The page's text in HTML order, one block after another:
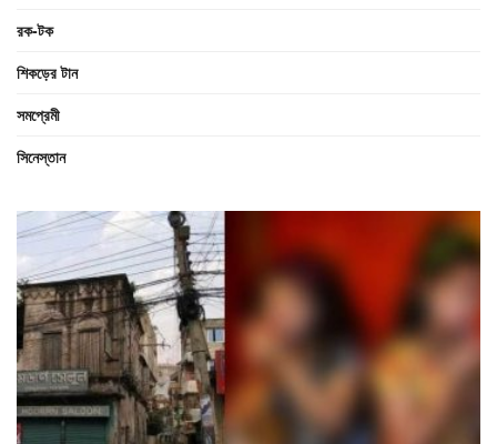
রক-টক
শিকড়ের টান
সমপ্রেমী
সিনেস্তান